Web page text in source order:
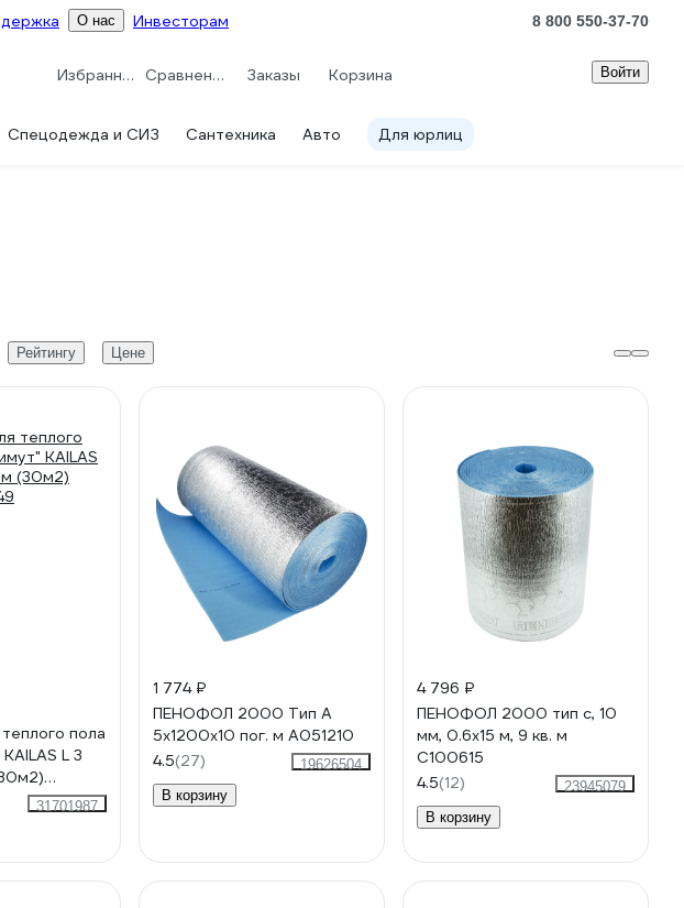
О нас Инвесторам 8 800 550-37-70
Избранное Сравнение Заказы Корзина Войти
Спецодежда и СИЗ Сантехника Авто Для юрлиц
Рейтингу Цене
пола
L 3
31701987
1 774 ₽
ПЕНОФОЛ 2000 Тип А
5x1200x10 пог. м А051210
4.5(27)
19626504
В корзину
4 796 ₽
ПЕНОФОЛ 2000 тип с, 10
мм, 0.6х15 м, 9 кв. м
С100615
4.5(12)
23945079
В корзину